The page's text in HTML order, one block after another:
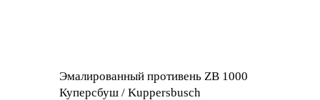
Эмалированный противень ZB 1000
Куперсбуш / Kuppersbusch